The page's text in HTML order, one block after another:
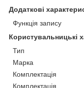
Додаткові
Функція запису
Користувальницькі
Тип
Марка
Комплектація
Комплектація